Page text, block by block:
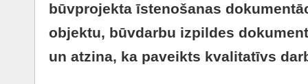
būvprojekta īstenošanas
objektu, būvdarbu izpildes
un atzina, ka paveikts kvalitatīvs